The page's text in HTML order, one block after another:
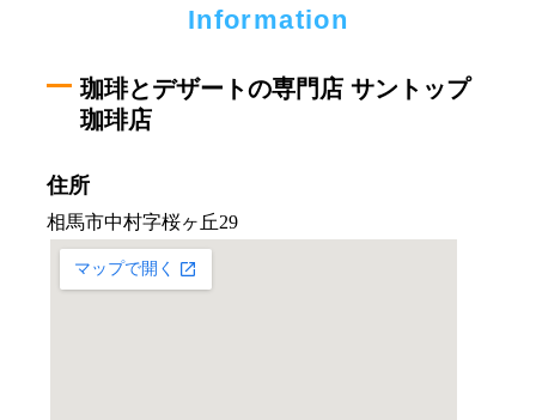
Information
珈琲とデザートの専門店 サントップ
珈琲店
住所